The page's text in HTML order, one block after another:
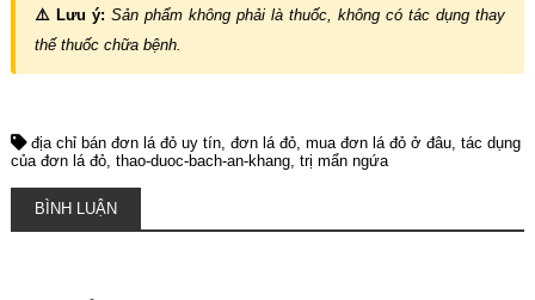
⚠️ Lưu ý: Sản phẩm không phải là thuốc, không có tác dụng thay
thế thuốc chữa bệnh.
địa chỉ bán đơn lá đỏ uy tín đơn lá đỏ mua đơn lá đỏ ở đâu tác dụng
của đơn lá đỏ thao-duoc-bach-an-khang trị mẩn ngứa
BÌNH LUẬN